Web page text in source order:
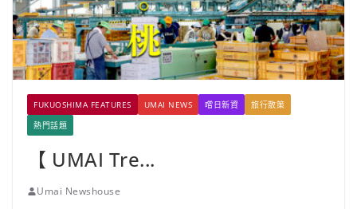
FUKUOSHIMA FEATURES UMAI NEWS 嚐日新資
旅行散策
熱門話題
【 UMAI Tre...
Umai Newshouse